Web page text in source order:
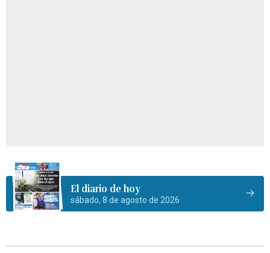
El diario de hoy
sábado, 8 de agosto de 2026